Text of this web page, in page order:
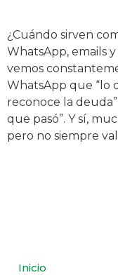
¿Cuándo sirven
WhatsApp, emails
vemos
WhatsApp que “lo
reconoce la
que pasó”. Y sí,
pero no siempre
Inicio